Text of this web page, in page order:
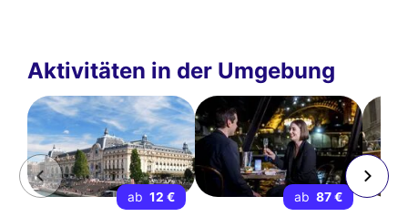
Aktivitäten in der Umgebung
ab 12 € ab 87 €